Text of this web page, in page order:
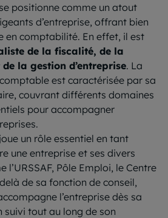
positionne comme un atout
d’entreprise, offrant bien
en comptabilité. En effet, il est
de la fiscalité, de la
la gestion d’entreprise. La
est caractérisée par sa
couvrant différents domaines
pour accompagner
un rôle essentiel en tant
une entreprise et ses divers
l’URSSAF, Pôle Emploi, le Centre
de sa fonction de conseil,
l’entreprise dès sa
suivi tout au long de son